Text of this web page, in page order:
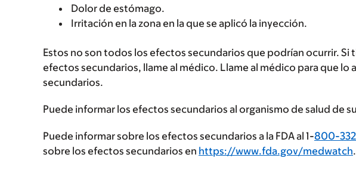
Dolor de estómago.
Irritación en la zona en la que se aplicó la inyección.
Estos no son todos los efectos secundarios que podrían ocurrir. Si
efectos secundarios, llame al médico. Llame al médico para que lo
secundarios.
Puede informar los efectos secundarios al organismo de salud de
Puede informar sobre los efectos secundarios a la FDA al 1-800-
sobre los efectos secundarios en https://www.fda.gov/medwatch.